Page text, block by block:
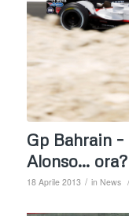
Gp Bahrain
Alonso… ora?
18 Aprile 2013 / in News /